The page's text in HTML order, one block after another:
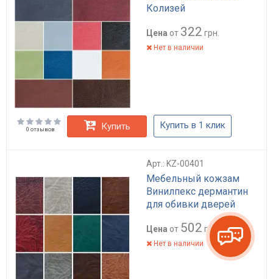
Колизей
Цена от 322 грн.
Нет в наличии
0 отзывов Купить Купить в 1 клик
Арт.: KZ-00401
Мебельный кожзам
Винилпекс дермантин
для обивки дверей
Цена от 502 грн.
Нет в наличии